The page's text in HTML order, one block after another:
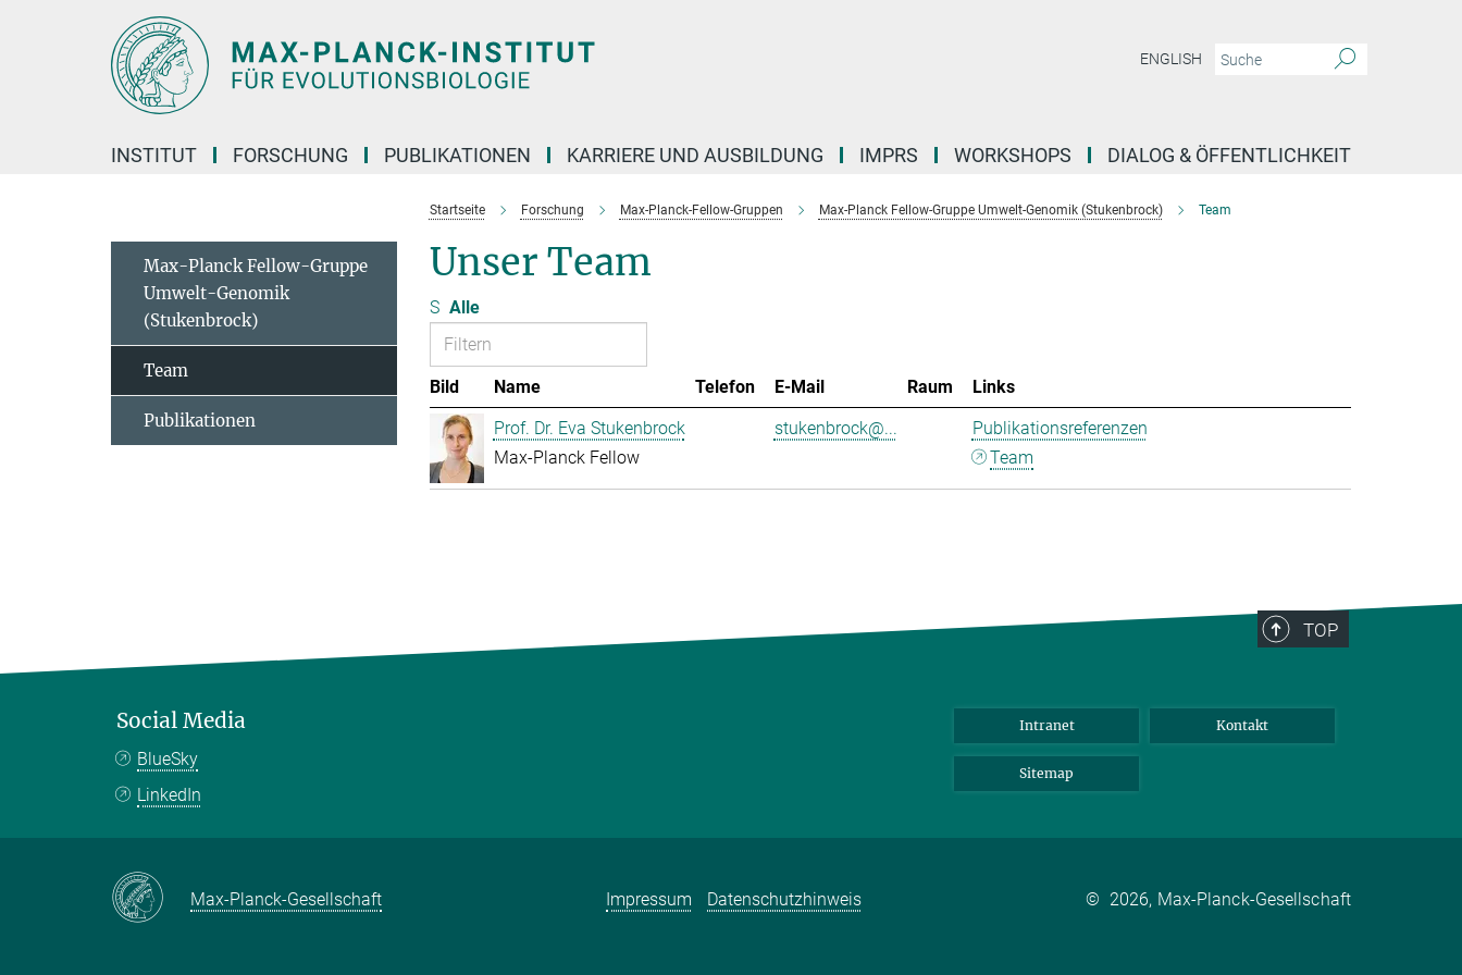
ENGLISH
INSTITUT FORSCHUNG PUBLIKATIONEN KARRIERE UND AUSBILDUNG IMPRS WORKSHOPS DIALOG & ÖFFENTLICHKEIT
Startseite Forschung Max-Planck-Fellow-Gruppen Max-Planck Fellow-Gruppe Umwelt-Genomik (Stukenbrock) Team
Unser Team
S Alle
Bild Name Telefon E-Mail Raum
Links
Prof. Dr. Eva Stukenbrock
Max-Planck Fellow
stukenbrock@...
Publikationsreferenzen
Team
Max-Planck Fellow-Gruppe
Umwelt-Genomik
(Stukenbrock)
Team
Publikationen
TOP
Social Media
BlueSky
LinkedIn
Intranet Kontakt
Sitemap
Max-Planck-Gesellschaft Impressum Datenschutzhinweis © 2026, Max-Planck-Gesellschaft